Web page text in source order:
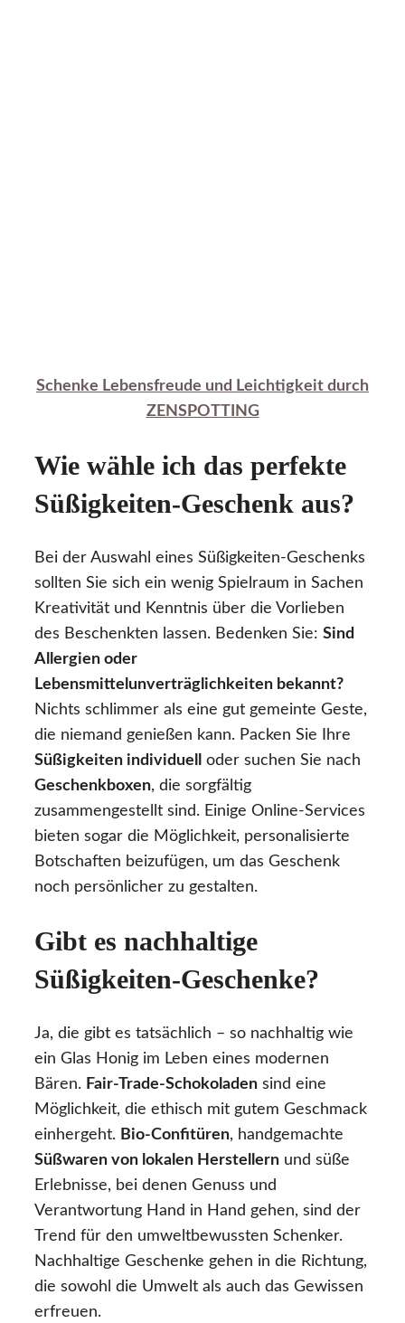
Schenke Lebensfreude und Leichtigkeit durch
ZENSPOTTING
Wie wähle ich das perfekte
Süßigkeiten-Geschenk aus?
Bei der Auswahl eines Süßigkeiten-Geschenks
sollten Sie sich ein wenig Spielraum in Sachen
Kreativität und Kenntnis über die Vorlieben
des Beschenkten lassen. Bedenken Sie: Sind
Allergien oder
Lebensmittelunverträglichkeiten bekannt?
Nichts schlimmer als eine gut gemeinte Geste,
die niemand genießen kann. Packen Sie Ihre
Süßigkeiten individuell
oder suchen Sie nach
Geschenkboxen, die sorgfältig
zusammengestellt sind. Einige Online-Services
bieten sogar die Möglichkeit, personalisierte
Botschaften beizufügen, um das Geschenk
noch persönlicher zu gestalten.
Gibt es nachhaltige
Süßigkeiten-Geschenke?
Ja, die gibt es tatsächlich – so nachhaltig wie
ein Glas Honig im Leben eines modernen
Bären. Fair-Trade-Schokoladen sind eine
Möglichkeit, die ethisch mit gutem Geschmack
einhergeht. Bio-Confitüren, handgemachte
Süßwaren von lokalen Herstellern und süße
Erlebnisse, bei denen Genuss und
Verantwortung Hand in Hand gehen, sind der
Trend für den umweltbewussten Schenker.
Nachhaltige Geschenke gehen in die Richtung,
die sowohl die Umwelt als auch das Gewissen
erfreuen.